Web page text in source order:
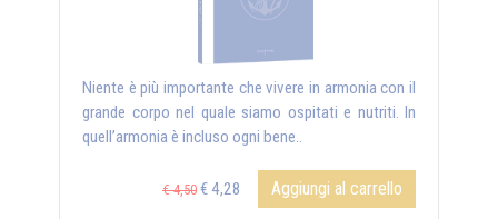
Niente è più importante che vivere in armonia con il
grande corpo nel quale siamo ospitati e nutriti. In
quell’armonia è incluso ogni bene..
€ 4,50 € 4,28 Aggiungi al carrello